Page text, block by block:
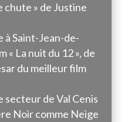
chute » de Justine
à Saint-Jean-de-
« La nuit du 12 », de
du meilleur film
secteur de Val Cenis
Noir comme Neige